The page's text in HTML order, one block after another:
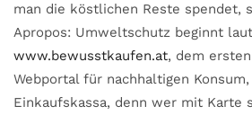
man die köstlichen Reste spendet,
Apropos: Umweltschutz beginnt laut
www.bewusstkaufen.at, dem
Webportal für nachhaltigen
Einkaufskassa, denn wer mit Karte